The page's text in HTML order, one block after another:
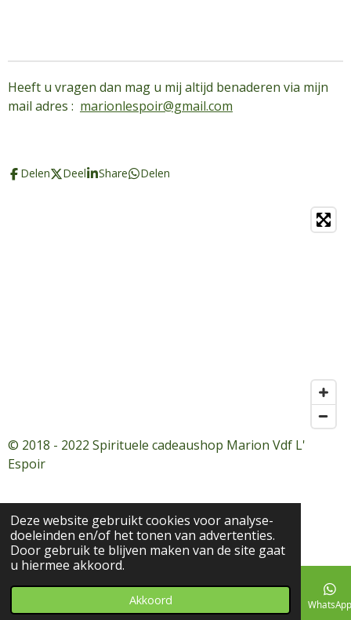
Deze website gebruikt cookies voor analyse-
doeleinden en/of het tonen van advertenties.
Door gebruik te blijven maken van de site gaat
u hiermee akkoord.
Akkoord
Heeft u vragen dan mag u mij altijd benaderen via mijn
mail adres : marionlespoir@gmail.com
Delen Deel Share Delen
© 2018 - 2022 Spirituele cadeaushop Marion Vdf L'
Espoir
Telefoonnummer